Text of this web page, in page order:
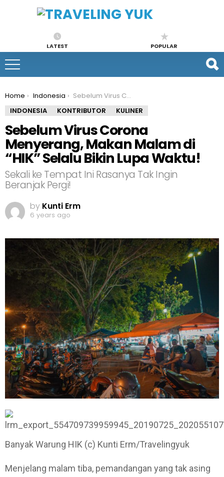
LATEST POPULAR
You are here:
Home Indonesia
Sebelum Virus Corona Menyerang, Makan Malam di “HIK” Selalu Bikin Lupa Waktu!
INDONESIA
KONTRIBUTOR KULINER
Sebelum Virus Corona
Menyerang, Makan Malam di
“HIK” Selalu Bikin Lupa Waktu!
Sekali ke Tempat Ini Rasanya Tak Ingin
Beranjak Pergi!
by Kunti Erm
6 years ago
Banyak Warung HIK (c) Kunti Erm/Travelingyuk
Menjelang malam tiba, pemandangan yang tak asing